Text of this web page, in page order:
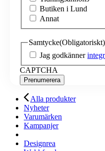
Butiken i Lund
Annat
Samtycke(Obligatoriskt)
Jag godkänner
CAPTCHA
Alla produkter
Nyheter
Varumärken
Kampanjer
Designrea